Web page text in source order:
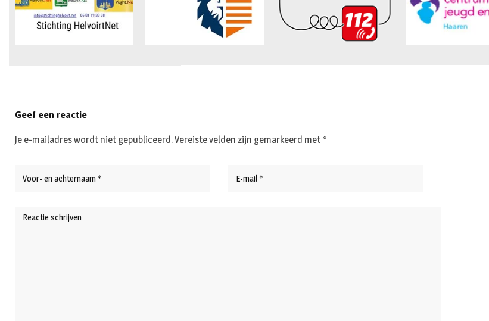
Geef een reactie
Je e-mailadres wordt niet gepubliceerd.Vereiste velden zijn gemarkeerd met *